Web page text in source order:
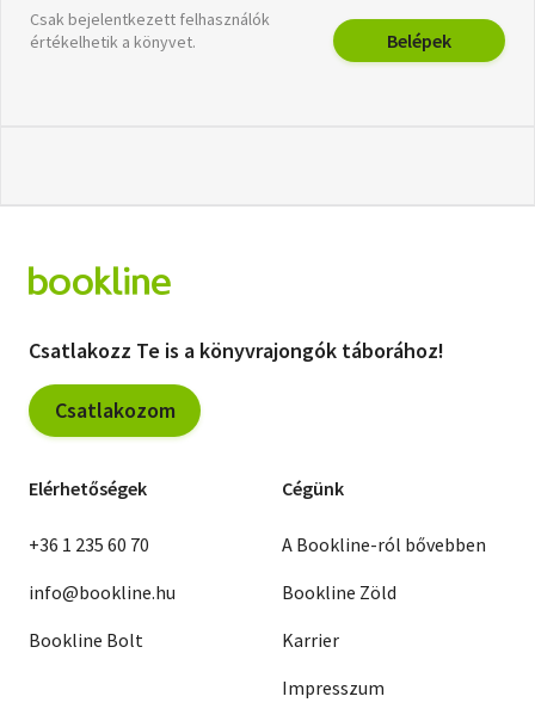
Csak bejelentkezett felhasználók
értékelhetik a könyvet.
Belépek
Csatlakozz Te is a könyvrajongók táborához!
Csatlakozom
Elérhetőségek
+36 1 235 60 70
info@bookline.hu
Bookline Bolt
Cégünk
A Bookline-ról bővebben
Bookline Zöld
Karrier
Impresszum